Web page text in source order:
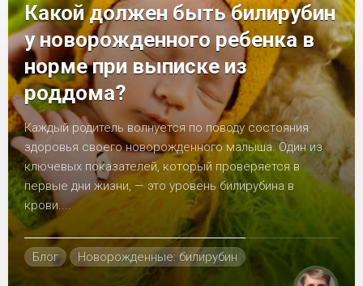
Какой должен быть билирубин
у новорожденного ребенка в
норме при выписке из
роддома?
Каждый родитель волнуется по поводу состояния
здоровья своего новорожденного малыша. Один из
ключевых показателей, который проверяется в
первые дни жизни, — это уровень билирубина в
крови....
Блог Новорожденные: билирубин